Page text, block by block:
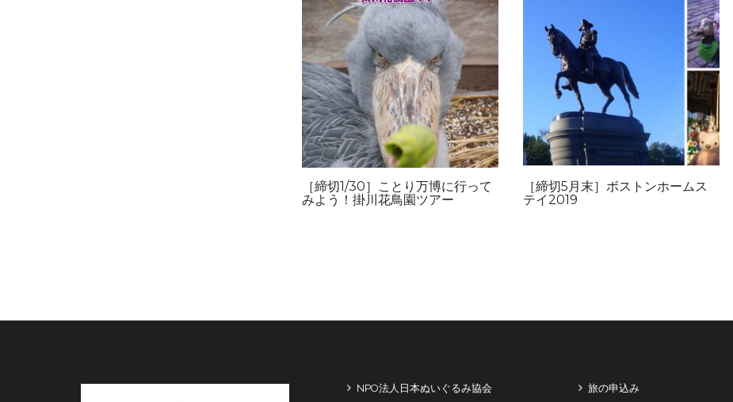
［締切1/30］ことり万博に行って
みよう！掛川花鳥園ツアー
［締切5月末］ボストンホームス
テイ2019
NPO法人日本ぬいぐるみ協会 旅の申込み